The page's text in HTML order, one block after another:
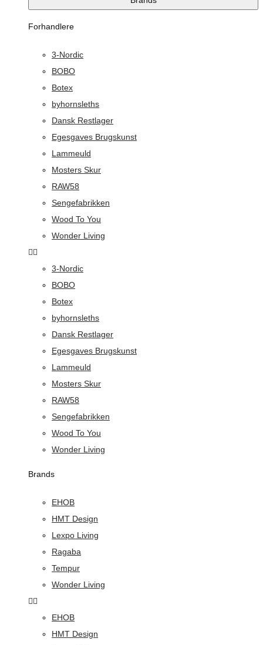
Forhandlere
3-Nordic
BOBO
Botex
byhornsleths
Dansk Restlager
Egesgaves Brugskunst
Lammeuld
Mosters Skur
RAW58
Sengefabrikken
Wood To You
Wonder Living
3-Nordic
BOBO
Botex
byhornsleths
Dansk Restlager
Egesgaves Brugskunst
Lammeuld
Mosters Skur
RAW58
Sengefabrikken
Wood To You
Wonder Living
Brands
EHOB
HMT Design
Lexpo Living
Ragaba
Tempur
Wonder Living
EHOB
HMT Design